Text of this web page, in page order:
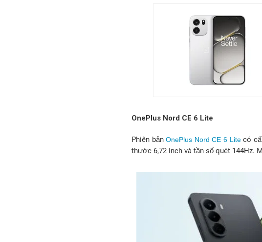
OnePlus Nord CE 6 Lite
Phiên bảnOnePlus Nord CE 6 Litecó
thước 6,72 inch và tần số quét 144Hz.